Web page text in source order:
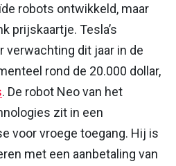
robots ontwikkeld, maar
prijskaartje. Tesla’s
verwachting dit jaar in de
rond de 20.000 dollar,
. De robot Neo van het
zit in een
voor vroege toegang. Hij is
met een aanbetaling van